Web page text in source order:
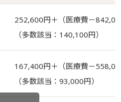
252,600円＋（医療費－
（多数該当：140,100円）
167,400円＋（医療費－
（多数該当：93,000円）